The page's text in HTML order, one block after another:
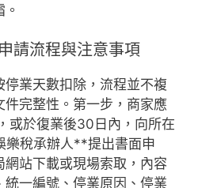
請流程與注意事項
停業天數扣除，流程並不複
完整性。第一步，商家應
或於復業後30日內，向所在
樂稅承辦人**提出書面申
站下載或現場索取，內容
一編號、停業原因、停業